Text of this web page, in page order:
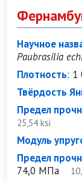
Научное
Paubrasilia
Плотность: 1
Твёрдость
Предел
25,54 ksi
Модуль
Предел
74,0 МПа